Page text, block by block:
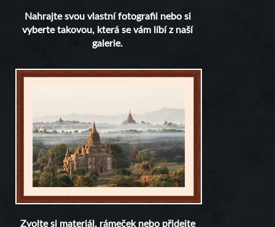
Nahrajte svou vlastní fotografii nebo si
vyberte takovou, která se vám líbí z naší
galerie.
Zvolte si materiál, rámeček nebo přidejte